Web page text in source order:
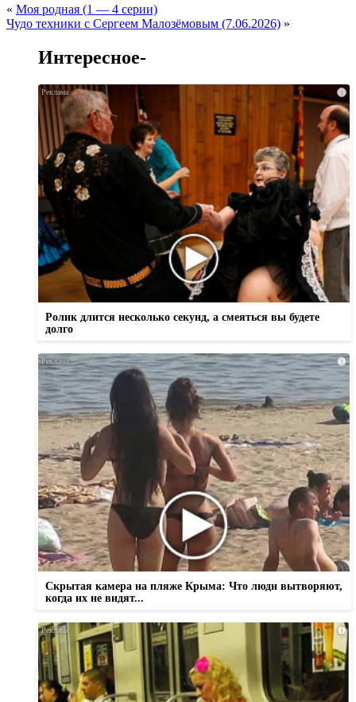
« Моя родная (1 — 4 серии)
Чудо техники с Сергеем Малозёмовым (7.06.2026) »
Интересное-
i
Ролик длится несколько секунд, а смеяться вы будете
долго
i
Скрытая камера на пляже Крыма: Что люди вытворяют,
когда их не видят...
i